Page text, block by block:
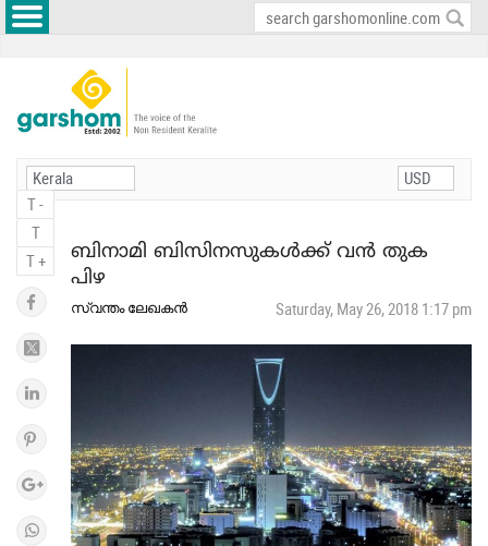
T -
T
T +
ബിനാമി ബിസിനസുകള്‍ക്ക് വന്‍ തുക
പിഴ
സ്വന്തം ലേഖകന്‍ Saturday, May 26, 2018 1:17 pm